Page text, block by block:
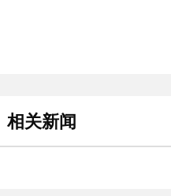
相关新闻